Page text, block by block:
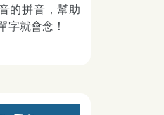
的拼音，幫助
字就會念！